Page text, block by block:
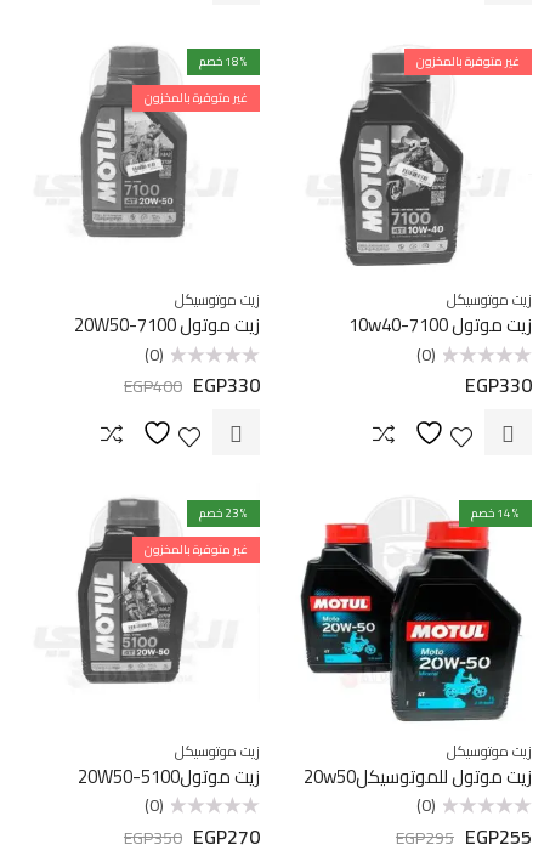
غير متوفرة بالمخزون
زيت موتوسيكل
زيت موتول 7100-10w40
التقييم
(0)
EGP330
18% خصم
غير متوفرة بالمخزون
زيت موتوسيكل
زيت موتول 7100-20W50
التقييم
(0)
EGP330
EGP400
14% خصم
زيت موتوسيكل
زيت موتول للموتوسيكل20w50
التقييم
(0)
EGP255
EGP295
23% خصم
غير متوفرة بالمخزون
زيت موتوسيكل
زيت موتول5100-20W50
التقييم
(0)
EGP270
EGP350